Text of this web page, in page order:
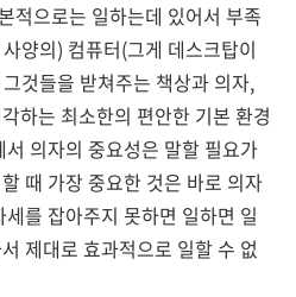
적으로는 일하는데 있어서 부족
양의) 컴퓨터(그게 데스크탑이
것들을 받쳐주는 책상과 의자,
하는 최소한의 편안한 기본 환경
의자의 중요성은 말할 필요가
때 가장 중요한 것은 바로 의자
를 잡아주지 못하면 일하면 일
제대로 효과적으로 일할 수 없